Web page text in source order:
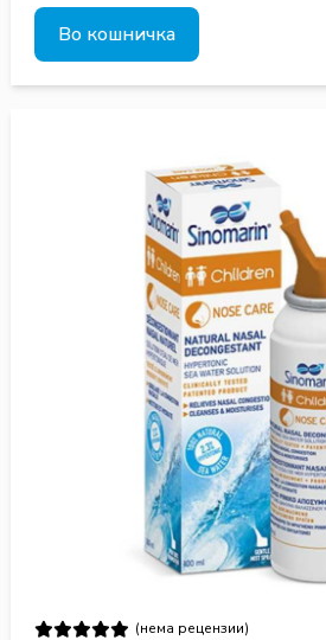
Во кошничка
(нема рецензии)